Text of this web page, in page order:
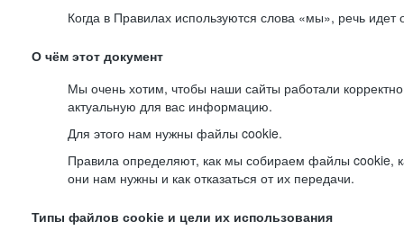
Когда в Правилах используются слова «мы», речь
О чём этот документ
Мы очень хотим, чтобы наши сайты работали
актуальную для вас информацию.
Для этого нам нужны файлы cookie.
Правила определяют, как мы собираем файлы cookie,
они нам нужны и как отказаться от их передачи.
Типы файлов cookie и цели их использования